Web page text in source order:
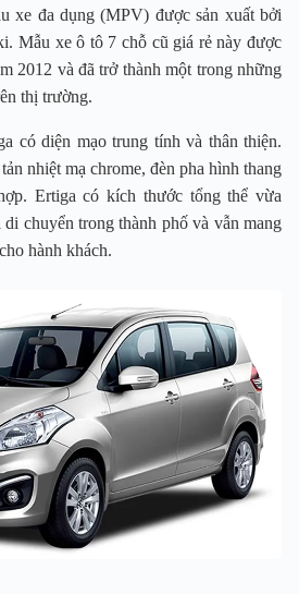
xe đa dụng (MPV) được sản xuất bởi
Mẫu xe ô tô 7 chỗ cũ giá rẻ này được
2012 và đã trở thành một trong những
thị trường.
có diện mạo trung tính và thân thiện.
nhiệt mạ chrome, đèn pha hình thang
Ertiga có kích thước tổng thể vừa
chuyển trong thành phố và vẫn mang
hành khách.